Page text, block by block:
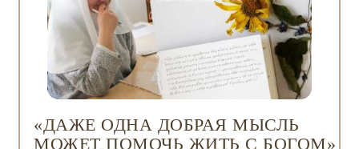
«ДАЖЕ ОДНА ДОБРАЯ МЫСЛЬ
МОЖЕТ ПОМОЧЬ ЖИТЬ С БОГОМ»